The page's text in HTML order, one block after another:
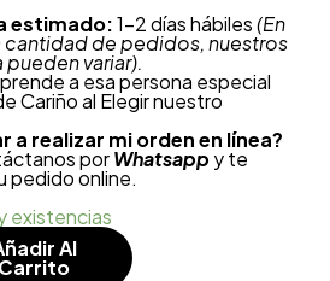
estimado:1-2 días hábiles(En
de pedidos, nuestros
variar).
a esa persona especial
Cariño al Elegir nuestro
a realizar mi orden en línea?
porWhatsapp y te
pedido online.
existencias
Al
Carrito